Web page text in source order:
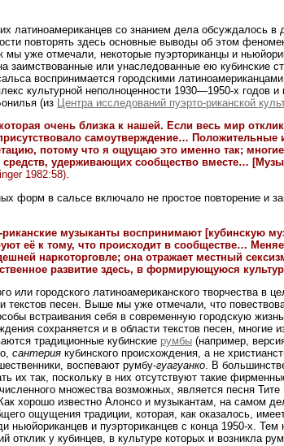
латиноамериканцев со знанием дела обсуждалось
повторять здесь основные выводы об этом
уже отмечали, некоторые пуэрториканцы и
заимствованные или унаследованные ею кубинские
воспринимается городскими
культурной неполноценности 1930—1950-х годов и
(из Центра исследований пуэрто-риканской
очень близка к нашей. Если весь мир
самоутверждение…
потому что я ощущаю это именно так;
удерживающих сообщество вместе…
1982:58).
форм в сальсе включало не простое повторение и
музыканты воспринимают [кубинскую
её к тому, что происходит в сообществе…
наркоторговле; она отражает местный
развитие здесь, в формирующуюся
или городского латиноамериканского творчества в
текстов песен. Выше мы уже отмечали, что
встраивания себя в современную городскую
сохраняется и в области текстов песен,
традиционные кубинские румбы (например,
сантерия кубинского происхождения, а не
воспевают румбу-гуагуанко. В
их так, поскольку в них отсутствуют такие
множества возможных, является песня Тите
хорошо известно Алонсо и музыкантам, на самом
ощущения традиции, которая, как оказалось,
ньюйориканцев и пуэрториканцев с конца 1950-х.
у кубинцев, в культуре которых и возникла